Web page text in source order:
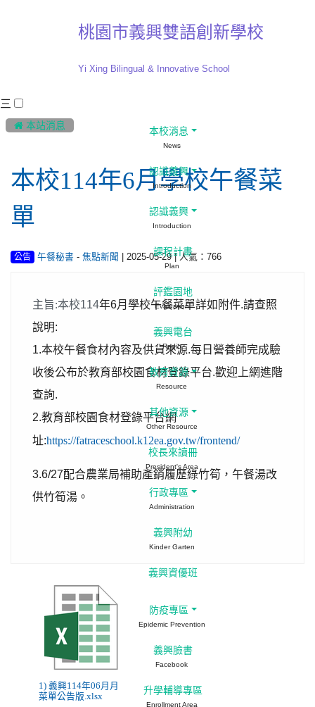
:::
 本站消息
本校114年6月學校午餐菜
單
公告 午餐秘書 - 焦點新聞 | 2025-05-29 | 人氣：766
主旨:本校114年6月學校午餐菜單詳如附件.請查照
說明:
1.本校午餐食材內容及供貨來源.每日營養師完成驗
收後公布於教育部校園食材登錄平台.歡迎上網進階
查詢.
2.教育部校園食材登錄平台網
址:https://fatraceschool.k12ea.gov.tw/frontend/
3.6/27配合農業局補助產銷履歷綠竹筍，午餐湯改
供竹筍湯。
1) 義興114年06月月
菜單公告版.xlsx
桃園市義興雙語創新學校
Yi Xing Bilingual & Innovative School
三
本校消息
News
認識義興
Introduction
認識義興
Introduction
課程計畫
Plan
評鑑園地
Evaluation
義興電台
Radio
教育資源
Resource
其他資源
Other Resource
校長來讀冊
President's Area
行政專區
Administration
義興附幼
Kinder Garten
義興資優班
防疫專區
Epidemic Prevention
義興臉書
Facebook
升學輔導專區
Enrollment Area